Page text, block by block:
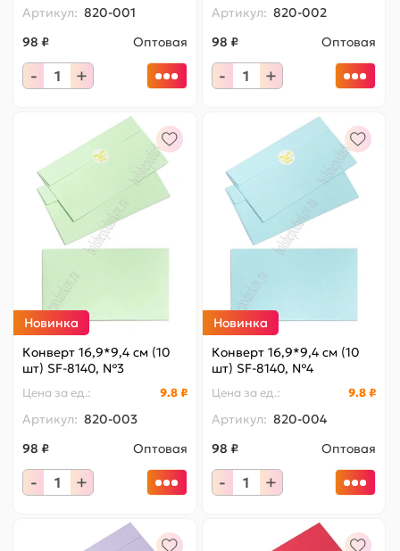
Артикул: 820-001
98 ₽
Оптовая
- +
Артикул: 820-002
98 ₽
Оптовая
- +
Новинка
Конверт 16,9*9,4 см (10
шт) SF-8140, №3
Цена за ед.: 9.8 ₽
Артикул: 820-003
98 ₽
Оптовая
- +
Новинка
Конверт 16,9*9,4 см (10
шт) SF-8140, №4
Цена за ед.: 9.8 ₽
Артикул: 820-004
98 ₽
Оптовая
- +